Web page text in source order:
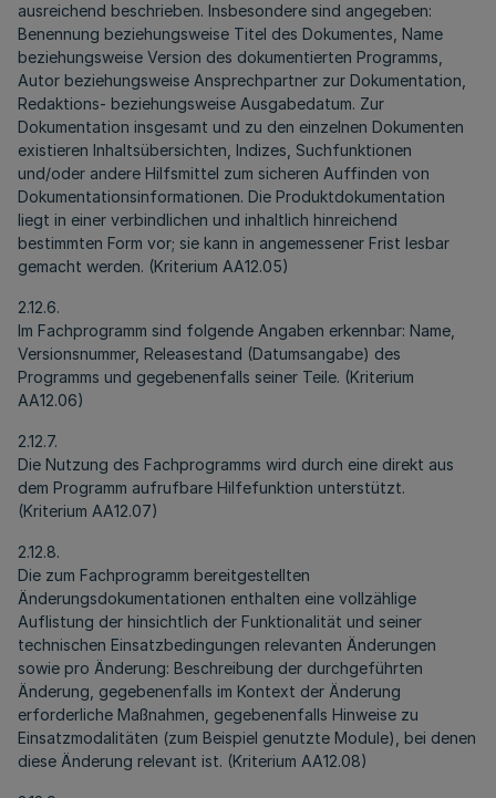
ausreichend beschrieben. Insbesondere sind angegeben:
Benennung beziehungsweise Titel des Dokumentes, Name
beziehungsweise Version des dokumentierten Programms,
Autor beziehungsweise Ansprechpartner zur Dokumentation,
Redaktions- beziehungsweise Ausgabedatum. Zur
Dokumentation insgesamt und zu den einzelnen Dokumenten
existieren Inhaltsübersichten, Indizes, Suchfunktionen
und/oder andere Hilfsmittel zum sicheren Auffinden von
Dokumentationsinformationen. Die Produktdokumentation
liegt in einer verbindlichen und inhaltlich hinreichend
bestimmten Form vor; sie kann in angemessener Frist lesbar
gemacht werden. (Kriterium AA12.05)
2.12.6.
Im Fachprogramm sind folgende Angaben erkennbar: Name,
Versionsnummer, Releasestand (Datumsangabe) des
Programms und gegebenenfalls seiner Teile. (Kriterium
AA12.06)
2.12.7.
Die Nutzung des Fachprogramms wird durch eine direkt aus
dem Programm aufrufbare Hilfefunktion unterstützt.
(Kriterium AA12.07)
2.12.8.
Die zum Fachprogramm bereitgestellten
Änderungsdokumentationen enthalten eine vollzählige
Auflistung der hinsichtlich der Funktionalität und seiner
technischen Einsatzbedingungen relevanten Änderungen
sowie pro Änderung: Beschreibung der durchgeführten
Änderung, gegebenenfalls im Kontext der Änderung
erforderliche Maßnahmen, gegebenenfalls Hinweise zu
Einsatzmodalitäten (zum Beispiel genutzte Module), bei denen
diese Änderung relevant ist. (Kriterium AA12.08)